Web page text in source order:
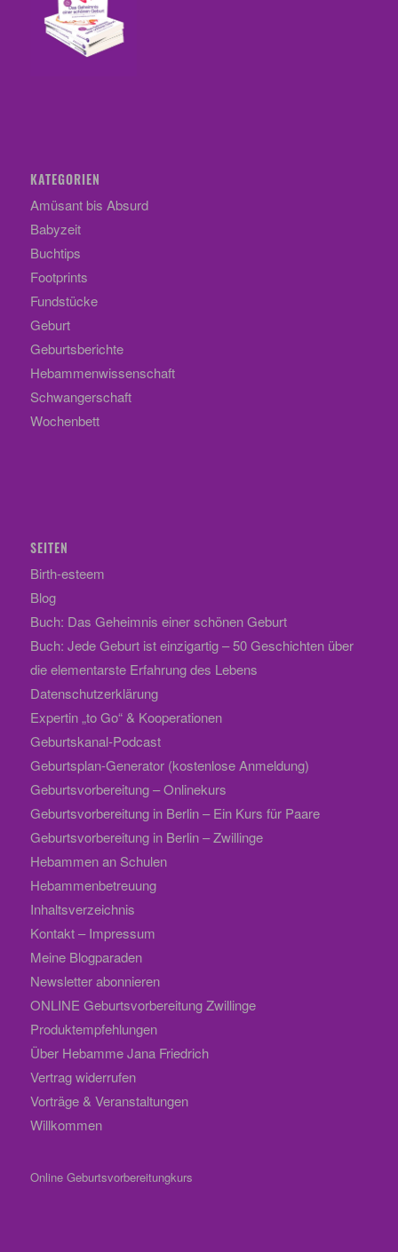
KATEGORIEN
Amüsant bis Absurd
Babyzeit
Buchtips
Footprints
Fundstücke
Geburt
Geburtsberichte
Hebammenwissenschaft
Schwangerschaft
Wochenbett
SEITEN
Birth-esteem
Blog
Buch: Das Geheimnis einer schönen Geburt
Buch: Jede Geburt ist einzigartig – 50 Geschichten über
die elementarste Erfahrung des Lebens
Datenschutzerklärung
Expertin „to Go“ & Kooperationen
Geburtskanal-Podcast
Geburtsplan-Generator (kostenlose Anmeldung)
Geburtsvorbereitung – Onlinekurs
Geburtsvorbereitung in Berlin – Ein Kurs für Paare
Geburtsvorbereitung in Berlin – Zwillinge
Hebammen an Schulen
Hebammenbetreuung
Inhaltsverzeichnis
Kontakt – Impressum
Meine Blogparaden
Newsletter abonnieren
ONLINE Geburtsvorbereitung Zwillinge
Produktempfehlungen
Über Hebamme Jana Friedrich
Vertrag widerrufen
Vorträge & Veranstaltungen
Willkommen
Online Geburtsvorbereitungkurs